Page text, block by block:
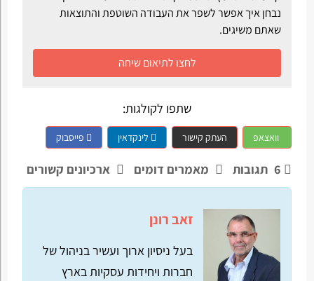
נבחן איך אפשר לשפר את העבודה השוטפת והתוצאות
שאתם משיגים.
לחצו לתיאום שיחה
שתפו לקולגות:
וואצאפ העתק קישור לינקדאין פייסבוק
6 תגובות מאמרים דומים ארכיונים קשורים
זאב רונן
בעל ניסיון ארוך ועשיר בניהול של
חברות ויחידות עסקיות בארץ